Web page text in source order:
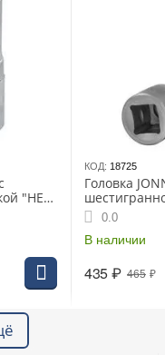
"HEX"
КОД: 18725
Головка
1/2" 4мм L-
0.0
В наличии
465 ₽
435₽